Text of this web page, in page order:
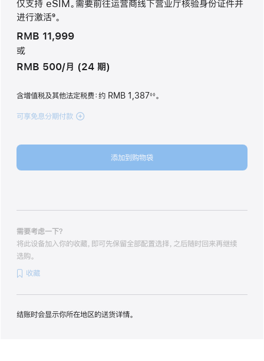
仅支持 eSIM。需要前往运营商线下营业厅核验身份证件并
进行激活
脚
9。
RMB 11,999
或
RMB 500/月 (24 期)
含增值税及其他法定税费：约 RMB 1,387◊◊。
可享免息分期付款 (iPhone
色
付
添加到购物袋
需要考虑一下？
将此设备加入你的收藏，即可先保留全部配置选择，之后随时回来再继续
选购。
收藏
结账时会显示你所在地区的送货详情。